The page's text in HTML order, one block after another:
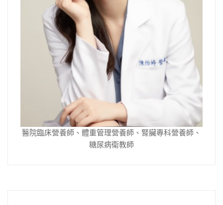
醫院臨床營養師、體重管理營養師、腎臟專科營養師、
糖尿病衛教師